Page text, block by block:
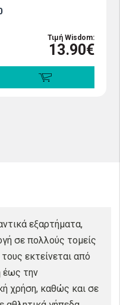
Τιμή Wisdom:
13.90€
εξαρτήματα,
σε πολλούς τομείς
εκτείνεται από
έως την
χρήση, καθώς και σε